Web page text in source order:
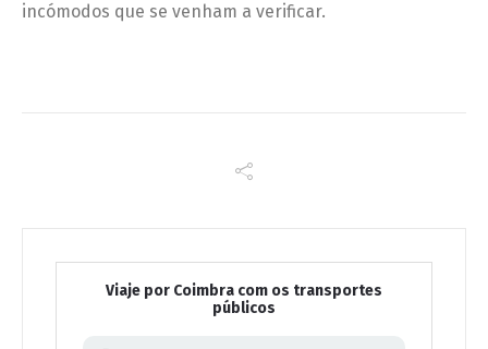
incómodos que se venham a verificar.
Viaje por Coimbra com os transportes
públicos